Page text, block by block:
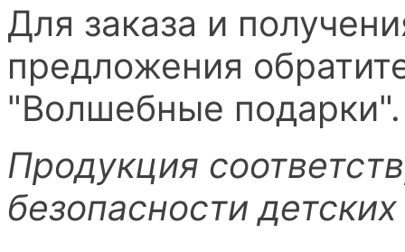
Для заказа и
предложения
"Волшебные подарки".
Продукция
безопасности